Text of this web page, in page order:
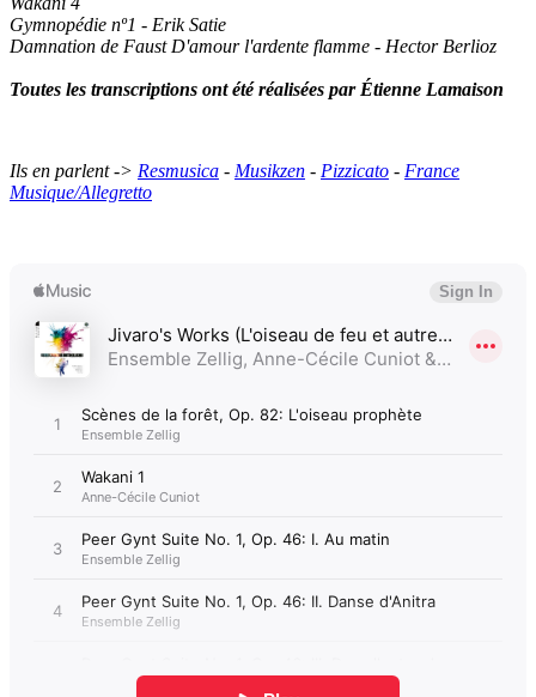
Gymnopédie nº1 - Erik Satie
Damnation de Faust D'amour l'ardente flamme - Hector Berlioz
Toutes les transcriptions ont été réalisées par Étienne Lamaison
Ils en parlent -> Resmusica - Musikzen - Pizzicato - France
Musique/Allegretto